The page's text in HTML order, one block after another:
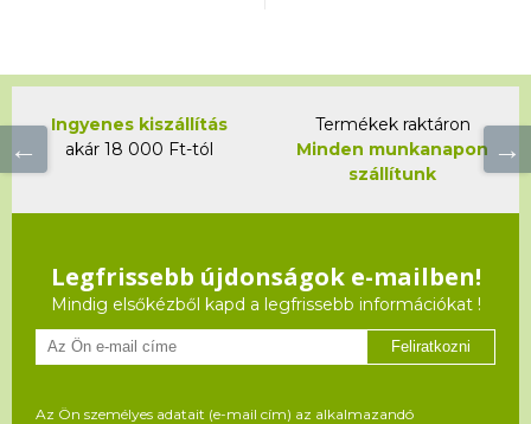
Ingyenes kiszállítás
akár 18 000 Ft-tól
Termékek raktáron
Minden munkanapon
szállítunk
Legfrissebb újdonságok e-mailben!
Mindig elsőkézből kapd a legfrissebb információkat !
Feliratkozni
Az Ön személyes adatait (e-mail cím) az alkalmazandó